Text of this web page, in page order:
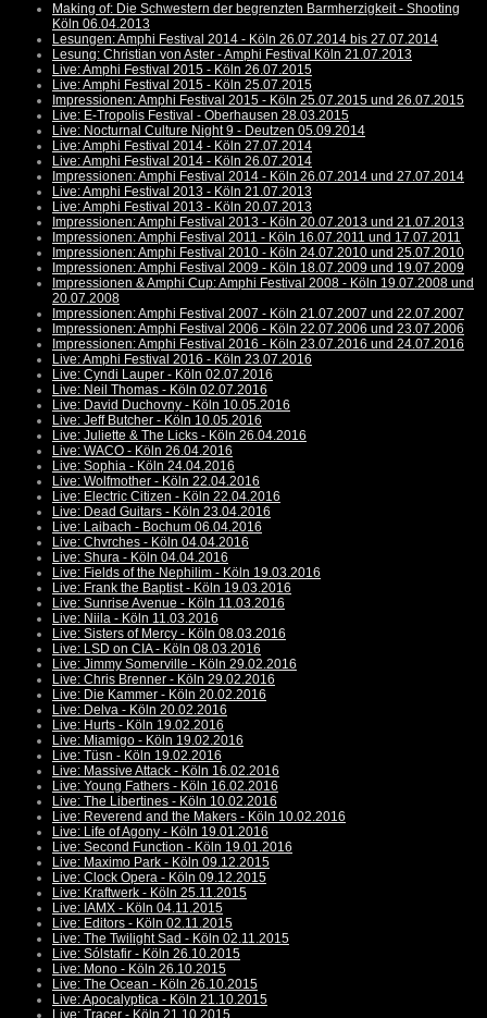
Making of: Die Schwestern der begrenzten Barmherzigkeit - Shooting
Köln 06.04.2013
Lesungen: Amphi Festival 2014 - Köln 26.07.2014 bis 27.07.2014
Lesung: Christian von Aster - Amphi Festival Köln 21.07.2013
Live: Amphi Festival 2015 - Köln 26.07.2015
Live: Amphi Festival 2015 - Köln 25.07.2015
Impressionen: Amphi Festival 2015 - Köln 25.07.2015 und 26.07.2015
Live: E-Tropolis Festival - Oberhausen 28.03.2015
Live: Nocturnal Culture Night 9 - Deutzen 05.09.2014
Live: Amphi Festival 2014 - Köln 27.07.2014
Live: Amphi Festival 2014 - Köln 26.07.2014
Impressionen: Amphi Festival 2014 - Köln 26.07.2014 und 27.07.2014
Live: Amphi Festival 2013 - Köln 21.07.2013
Live: Amphi Festival 2013 - Köln 20.07.2013
Impressionen: Amphi Festival 2013 - Köln 20.07.2013 und 21.07.2013
Impressionen: Amphi Festival 2011 - Köln 16.07.2011 und 17.07.2011
Impressionen: Amphi Festival 2010 - Köln 24.07.2010 und 25.07.2010
Impressionen: Amphi Festival 2009 - Köln 18.07.2009 und 19.07.2009
Impressionen & Amphi Cup: Amphi Festival 2008 - Köln 19.07.2008 und
20.07.2008
Impressionen: Amphi Festival 2007 - Köln 21.07.2007 und 22.07.2007
Impressionen: Amphi Festival 2006 - Köln 22.07.2006 und 23.07.2006
Impressionen: Amphi Festival 2016 - Köln 23.07.2016 und 24.07.2016
Live: Amphi Festival 2016 - Köln 23.07.2016
Live: Cyndi Lauper - Köln 02.07.2016
Live: Neil Thomas - Köln 02.07.2016
Live: David Duchovny - Köln 10.05.2016
Live: Jeff Butcher - Köln 10.05.2016
Live: Juliette & The Licks - Köln 26.04.2016
Live: WACO - Köln 26.04.2016
Live: Sophia - Köln 24.04.2016
Live: Wolfmother - Köln 22.04.2016
Live: Electric Citizen - Köln 22.04.2016
Live: Dead Guitars - Köln 23.04.2016
Live: Laibach - Bochum 06.04.2016
Live: Chvrches - Köln 04.04.2016
Live: Shura - Köln 04.04.2016
Live: Fields of the Nephilim - Köln 19.03.2016
Live: Frank the Baptist - Köln 19.03.2016
Live: Sunrise Avenue - Köln 11.03.2016
Live: Niila - Köln 11.03.2016
Live: Sisters of Mercy - Köln 08.03.2016
Live: LSD on CIA - Köln 08.03.2016
Live: Jimmy Somerville - Köln 29.02.2016
Live: Chris Brenner - Köln 29.02.2016
Live: Die Kammer - Köln 20.02.2016
Live: Delva - Köln 20.02.2016
Live: Hurts - Köln 19.02.2016
Live: Miamigo - Köln 19.02.2016
Live: Tüsn - Köln 19.02.2016
Live: Massive Attack - Köln 16.02.2016
Live: Young Fathers - Köln 16.02.2016
Live: The Libertines - Köln 10.02.2016
Live: Reverend and the Makers - Köln 10.02.2016
Live: Life of Agony - Köln 19.01.2016
Live: Second Function - Köln 19.01.2016
Live: Maximo Park - Köln 09.12.2015
Live: Clock Opera - Köln 09.12.2015
Live: Kraftwerk - Köln 25.11.2015
Live: IAMX - Köln 04.11.2015
Live: Editors - Köln 02.11.2015
Live: The Twilight Sad - Köln 02.11.2015
Live: Sólstafir - Köln 26.10.2015
Live: Mono - Köln 26.10.2015
Live: The Ocean - Köln 26.10.2015
Live: Apocalyptica - Köln 21.10.2015